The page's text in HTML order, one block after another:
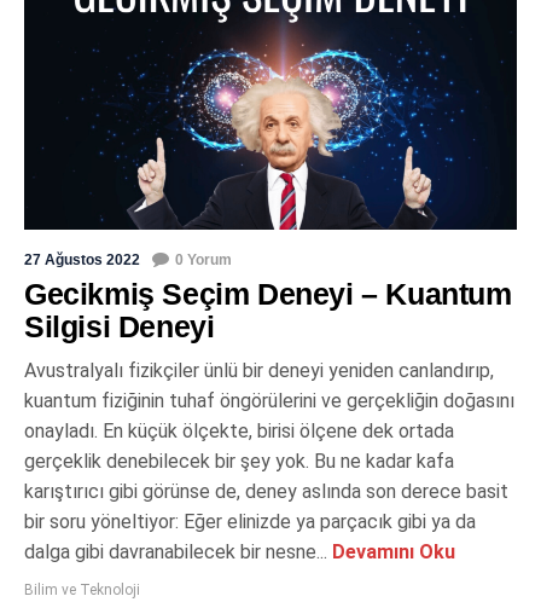
27 Ağustos 2022 0 Yorum
Gecikmiş Seçim Deneyi – Kuantum
Silgisi Deneyi
Avustralyalı fizikçiler ünlü bir deneyi yeniden canlandırıp,
kuantum fiziğinin tuhaf öngörülerini ve gerçekliğin doğasını
onayladı. En küçük ölçekte, birisi ölçene dek ortada
gerçeklik denebilecek bir şey yok. Bu ne kadar kafa
karıştırıcı gibi görünse de, deney aslında son derece basit
bir soru yöneltiyor: Eğer elinizde ya parçacık gibi ya da
dalga gibi davranabilecek bir nesne... Devamını Oku
Bilim ve Teknoloji